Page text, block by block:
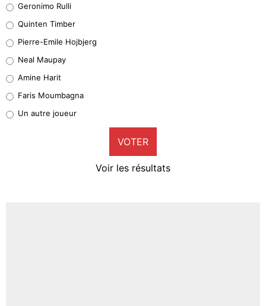
32%
4%
1%
9%
Geronimo Rulli
Quinten Timber
Pierre-Emile Hojbjerg
Neal Maupay
Amine Harit
Faris Moumbagna
Un autre joueur
VOTER
Voir les résultats